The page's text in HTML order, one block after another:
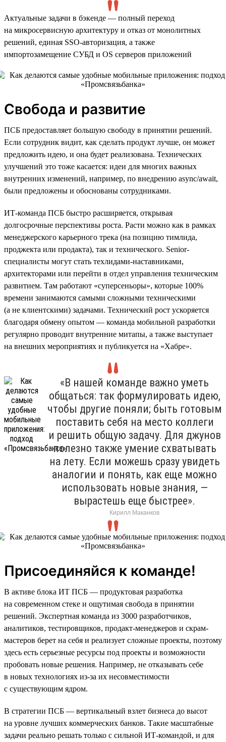
Актуальные задачи в бэкенде — полный переход
на микросервисную архитектуру и отказ от монолитных
решений, единая SSO-авторизация, а также
импортозамещение СУБД и OS серверов приложений
Свобода и развитие
ПСБ предоставляет большую свободу в принятии решений.
Если сотрудник видит, как сделать продукт лучше, он может
предложить идею, и она будет реализована. Технических
улучшений это тоже касается: идеи для многих важных
внутренних изменений, например, по внедрению async/await,
были предложены и обоснованы сотрудниками.
ИТ-команда ПСБ быстро расширяется, открывая
долгосрочные перспективы роста. Расти можно как в рамках
менеджерского карьерного трека (на позицию тимлида,
проджекта или продакта), так и технического. Senior-
специалисты могут стать техлидами-наставниками,
архитекторами или перейти в отдел управления техническим
развитием. Там работают «суперсеньоры», которые 100%
времени занимаются самыми сложными техническими
(а не клиентскими) задачами. Технический рост ускоряется
благодаря обмену опытом — команда мобильной разработки
регулярно проводит внутренние митапы, а также выступает
на внешних мероприятиях и публикуется на «Хабре».
«В нашей команде важно уметь
общаться: так формулировать идею,
чтобы другие поняли; быть готовым
поставить себя на место коллеги
и решить общую задачу. Для джунов
полезно также умение схватывать
на лету. Если можешь сразу увидеть
аналогии и понять, как еще можно
использовать новые знания, —
вырастешь еще быстрее».
Кирилл Маканков
Присоединяйся к команде!
В активе блока ИТ ПСБ — продуктовая разработка
на современном стеке и ощутимая свобода в принятии
решений. Экспертная команда из 3000 разработчиков,
аналитиков, тестировщиков, продакт-менеджеров и скрам-
мастеров берет на себя и реализует сложные проекты, поэтому
здесь есть серьезные ресурсы под проекты и возможности
пробовать новые решения. Например, не отказывать себе
в новых технологиях из-за их несовместимости
с существующим ядром.
В стратегии ПСБ — вертикальный взлет бизнеса до высот
на уровне лучших коммерческих банков. Такие масштабные
задачи реально решать только с сильной ИТ-командой, и для